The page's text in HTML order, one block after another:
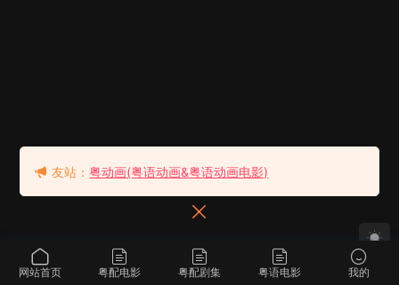
网站首页 粤配电影 粤配剧集 粤语电影 我的
友站：粤动画(粤语动画&粤语动画电影)